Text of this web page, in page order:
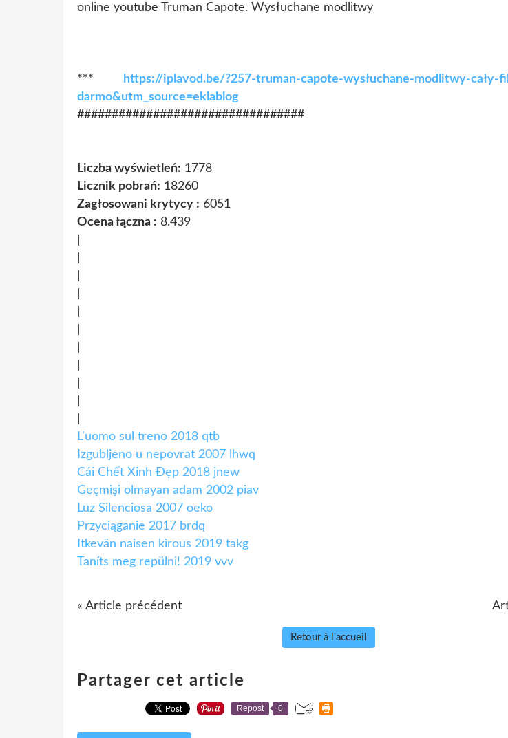
online youtube Truman Capote. Wysłuchane modlitwy
***
https://iplavod.be/?257-truman-capote-wysłuchane-modlitwy-cały-
darmo&utm_source=eklablog
#################################
Liczba wyświetleń: 1778
Licznik pobrań: 18260
Zagłosowani krytycy : 6051
Ocena łączna : 8.439
L'uomo sul treno 2018 qtb
Izgubljeno u nepovrat 2007 lhwq
Cái Chết Xinh Đẹp 2018 jnew
Geçmişi olmayan adam 2002 piav
Luz Silenciosa 2007 oeko
Przyciąganie 2017 brdq
Itkevän naisen kirous 2019 takg
Taníts meg repülni! 2019 vvv
« Article précédent
Retour à l'accueil
Partager cet article
Repost 0